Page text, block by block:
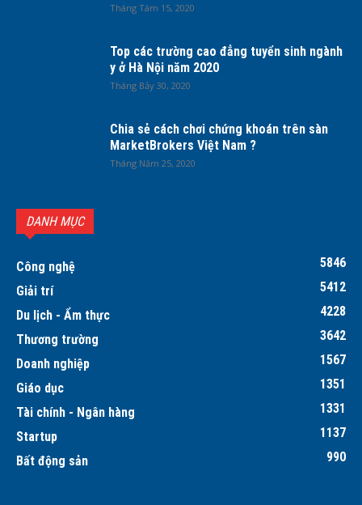
Tháng Tám 15, 2020
Top các trường cao đẳng tuyển sinh ngành
y ở Hà Nội năm 2020
Tháng Bảy 30, 2020
Chia sẻ cách chơi chứng khoán trên sàn
MarketBrokers Việt Nam ?
Tháng Năm 25, 2020
DANH MỤC
Công nghệ
5846
Giải trí
5412
Du lịch - Ẩm thực
4228
Thương trường
3642
Doanh nghiệp
1567
Giáo dục
1351
Tài chính - Ngân hàng
1331
Startup
1137
Bất động sản
990